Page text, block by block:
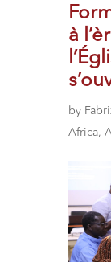
à
by
Africa,